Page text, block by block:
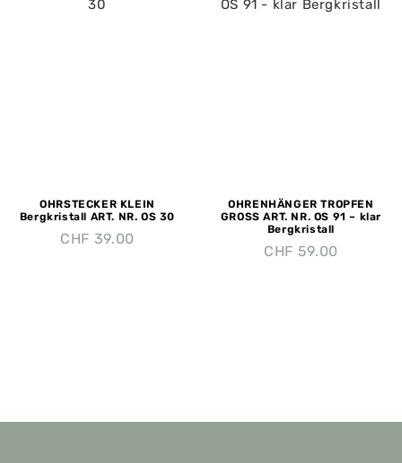
OHRSTECKER KLEIN
Bergkristall ART. NR. OS 30
CHF 39.00
OHRENHÄNGER TROPFEN
GROSS ART. NR. OS 91 – klar
Bergkristall
CHF 59.00